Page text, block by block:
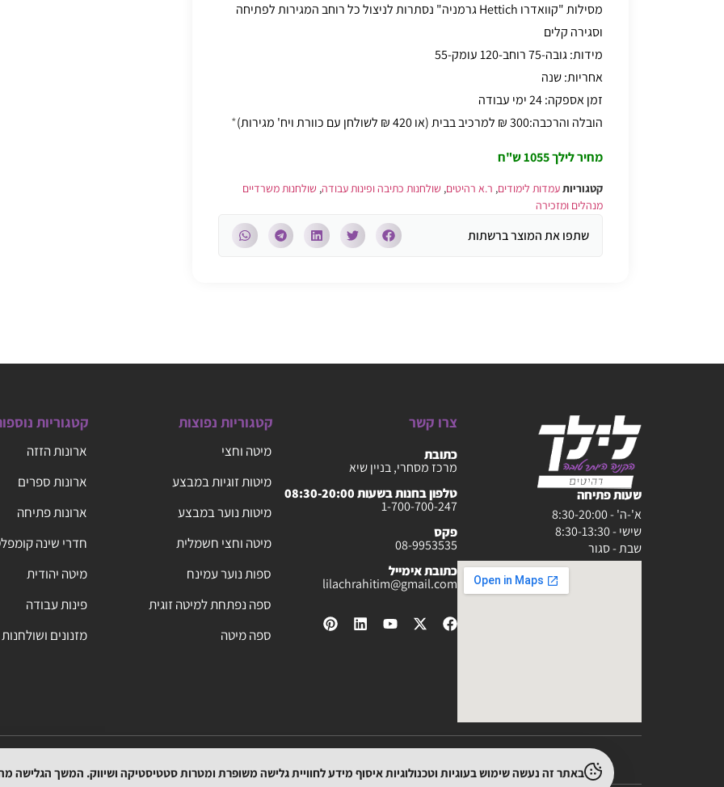
מסילות "קוואדרו Hettich גרמניה" נסתרות לניצול כל רוחב המגירות לפתיחה
וסגירה קלים
מידות: גובה-75 רוחב-120 עומק-55
אחריות: שנה
זמן אספקה: 24 ימי עבודה
הובלה והרכבה:300 ₪ למרכיב בבית (או 420 ₪ לשולחן עם כוורת ויח' מגירות)
*
מחיר לילך 1055 ש"ח
קטגוריותעמדות לימודים, ר.א רהיטים, שולחנות כתיבה ופינות עבודה, שולחנות משרדיים
מנהלים ומזכירה
שתפו את המוצר ברשתות
שעות פתיחה
א'-ה' - 8:30-20:00
שישי - 8:30-13:30
שבת - סגור
צרו קשר
כתובת
מרכז מסחרי, בניין שיא
טלפון בחנות בשעות 08:30-20:00
1-700-700-247
פקס
08-9953535
כתובת אימייל
lilachrahitim@gmail.com
קטגוריות נפוצות
מיטה וחצי
מיטות זוגיות במבצע
מיטות נוער במבצע
מיטה וחצי חשמלית
ספות נוער עמינח
ספה נפתחת למיטה זוגית
ספה מיטה
קטגוריות
ארונות הזזה
ארונות ספרים
ארונות פתיחה
חדרי שינה
מיטה יהודית
פינות עבודה
מזנונים ושולחנות
מפת האתרתקנוןהצהרת נגישותמדיניות החזרת המוצרים מדיניות משלוחים
באתר זה נעשה שימוש בעוגיות וטכנולוגיות איסוף מידע לחוויית גלישה משופרת ומטרות סטטיסטיקה ושיווק. המשך הגלישה